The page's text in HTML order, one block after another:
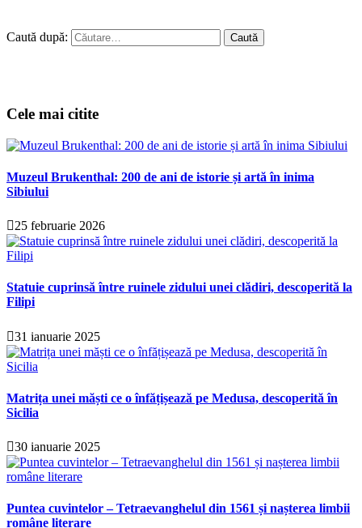
Caută după:
Cele mai citite
Muzeul Brukenthal: 200 de ani de istorie și artă în inima
Sibiului
25 februarie 2026
Statuie cuprinsă între ruinele zidului unei clădiri, descoperită la
Filipi
31 ianuarie 2025
Matrița unei măști ce o înfățișează pe Medusa, descoperită în
Sicilia
30 ianuarie 2025
Puntea cuvintelor – Tetraevanghelul din 1561 și nașterea limbii
române literare